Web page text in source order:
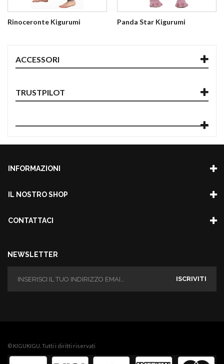
Rinoceronte Kigurumi Panda Star Kigurumi
ACCESSORI
TRUSTPILOT
INFORMAZIONI
IL NOSTRO SHOP
CONTATTACI
NEWSLETTER
ISCRIVITI
© KIGUKIGU. Tutti i diritti riservati